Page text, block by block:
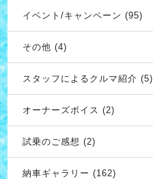
イベント/キャンペーン (95)
その他 (4)
スタッフによるクルマ紹介 (5)
オーナーズボイス (2)
試乗のご感想 (2)
納車ギャラリー (162)